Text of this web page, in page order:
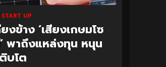
START UP
งข้าง ‘เสียงเกษมโซ
พาถึงแหล่งทุน หนุน
บโต